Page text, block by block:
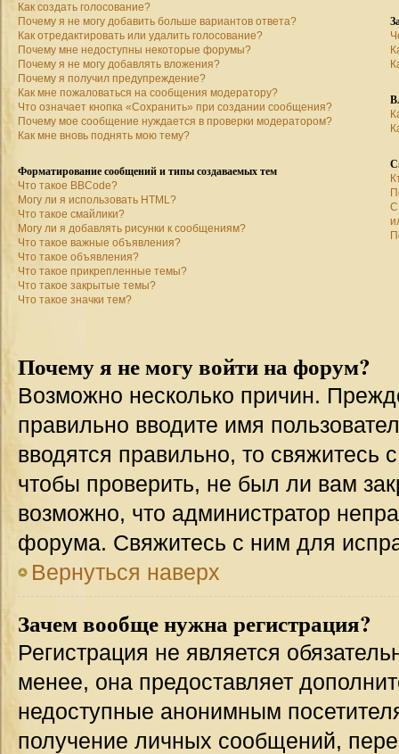
Как создать голосование?
Почему я не могу добавить больше вариантов ответа?
Как отредактировать или удалить голосование?
Почему мне недоступны некоторые форумы?
Почему я не могу добавлять вложения?
Почему я получил предупреждение?
Как мне пожаловаться на сообщения модератору?
Что означает кнопка «Сохранить» при создании сообщения?
Почему мое сообщение нуждается в проверки модератором?
Как мне вновь поднять мою тему?
Форматирование сообщений и типы создаваемых тем
Что такое BBCode?
Могу ли я использовать HTML?
Что такое смайлики?
Могу ли я добавлять рисунки к сообщениям?
Что такое важные объявления?
Что такое объявления?
Что такое прикрепленные темы?
Что такое закрытые темы?
Что такое значки тем?
С
Почему я не могу войти на форум?
Возможно несколько причин.
правильно вводите имя
вводятся правильно, то
чтобы проверить, не был ли вам
возможно, что администратор
форума. Свяжитесь с ним для
Вернуться наверх
Зачем вообще нужна регистрация?
Регистрация не является
менее, она предоставляет
недоступные анонимным
получение личных сообщений,